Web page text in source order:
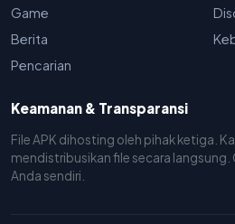
Game
Berita
Pencarian
Keamanan & Transparansi
File APK dihosting oleh pihak ketiga.
mendistribusikan file secara langsung.
Anda sendiri.